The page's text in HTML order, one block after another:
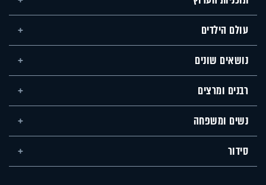
עולם הילדים
נושאים שונים
רבנים ומרצים
נשים ומשפחה
סידור